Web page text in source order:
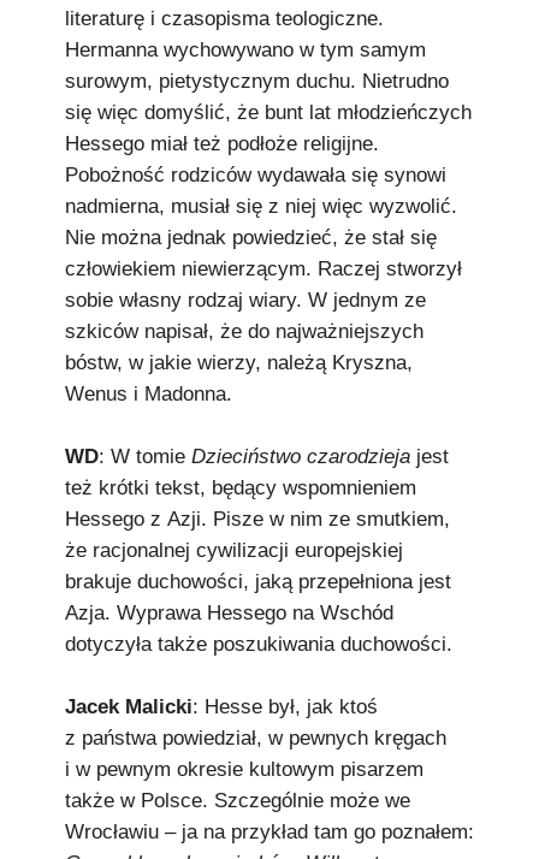
literaturę i czasopisma teologiczne.
Hermanna wychowywano w tym samym
surowym, pietystycznym duchu. Nietrudno
się więc domyślić, że bunt lat młodzieńczych
Hessego miał też podłoże religijne.
Pobożność rodziców wydawała się synowi
nadmierna, musiał się z niej więc wyzwolić.
Nie można jednak powiedzieć, że stał się
człowiekiem niewierzącym. Raczej stworzył
sobie własny rodzaj wiary. W jednym ze
szkiców napisał, że do najważniejszych
bóstw, w jakie wierzy, należą Kryszna,
Wenus i Madonna.
WD: W tomie Dzieciństwo czarodzieja jest
też krótki tekst, będący wspomnieniem
Hessego z Azji. Pisze w nim ze smutkiem,
że racjonalnej cywilizacji europejskiej
brakuje duchowości, jaką przepełniona jest
Azja. Wyprawa Hessego na Wschód
dotyczyła także poszukiwania duchowości.
Jacek Malicki: Hesse był, jak ktoś
z państwa powiedział, w pewnych kręgach
i w pewnym okresie kultowym pisarzem
także w Polsce. Szczególnie może we
Wrocławiu – ja na przykład tam go poznałem: